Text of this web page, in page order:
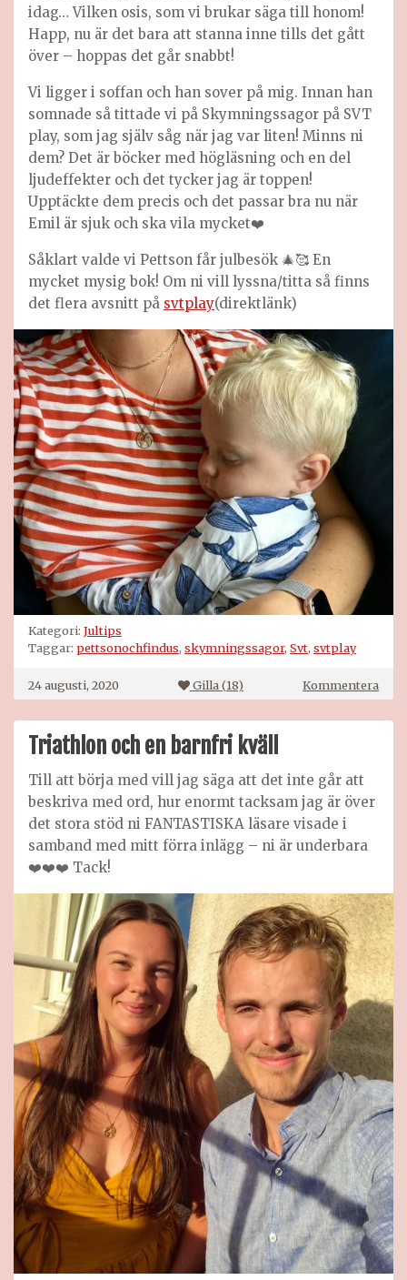
idag… Vilken osis, som vi brukar säga till honom!
Happ, nu är det bara att stanna inne tills det gått
över – hoppas det går snabbt!
Vi ligger i soffan och han sover på mig. Innan han
somnade så tittade vi på Skymningssagor på SVT
play, som jag själv såg när jag var liten! Minns ni
dem? Det är böcker med högläsning och en del
ljudeffekter och det tycker jag är toppen!
Upptäckte dem precis och det passar bra nu när
Emil är sjuk och ska vila mycket❤️
Såklart valde vi Pettson får julbesök 🎄🥰 En
mycket mysig bok! Om ni vill lyssna/titta så finns
det flera avsnitt på svtplay(direktlänk)
Kategori: Jultips
Taggar: pettsonochfindus, skymningssagor, Svt, svtplay
24 augusti, 2020 Gilla (18) Kommenterapå
Triathlon och en barnfri kväll
Till att börja med vill jag säga att det inte går att
beskriva med ord, hur enormt tacksam jag är över
det stora stöd ni FANTASTISKA läsare visade i
samband med mitt förra inlägg – ni är underbara
❤️❤️❤️ Tack!